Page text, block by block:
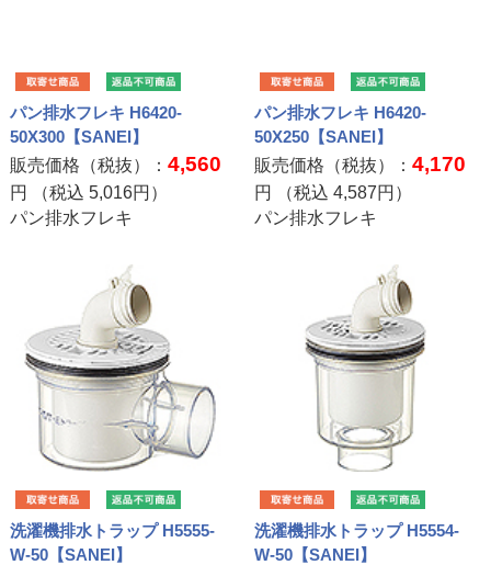
パン排水フレキ H6420-
50X300【SANEI】
販売価格（税抜）： 4,560
円 （税込 5,016円）
パン排水フレキ
パン排水フレキ H6420-
50X250【SANEI】
販売価格（税抜）：4,170
円 （税込4,587円）
パン排水フレキ
洗濯機排水トラップ H5555-
W-50【SANEI】
洗濯機排水トラップ H5554-
W-50【SANEI】